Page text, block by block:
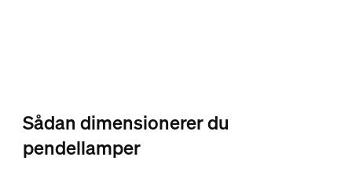
Sådan dimensionerer du
pendellamper